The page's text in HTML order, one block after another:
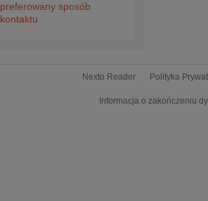
preferowany sposób
kontaktu
Nexto Reader Polityka
Informacja o zakończeniu